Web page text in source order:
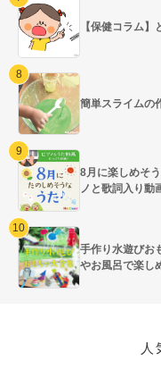
【保健コラム
簡単スライムの
8月に楽しめそ
ノと歌詞入り動
手作り水遊びお
やお風呂で楽し
人